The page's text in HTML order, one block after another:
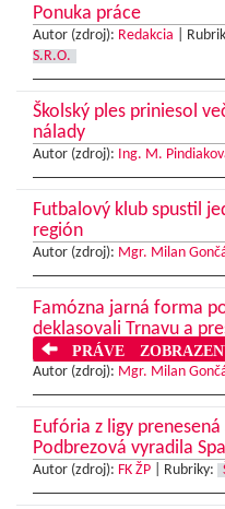
Ponuka práce
Autor (zdroj): Redakcia
S.R.O.
Školský ples priniesol
nálady
Autor (zdroj): Ing. M.
Futbalový klub spustil
región
Autor (zdroj): Mgr. Milan
Famózna jarná forma
deklasovali Trnavu a
PRÁVE
Autor (zdroj): Mgr. Milan
Eufória z ligy
Podbrezová vyradila
Autor (zdroj): FK ŽP Rubriky: